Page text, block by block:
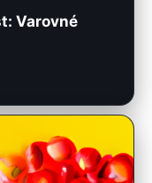
Varovné